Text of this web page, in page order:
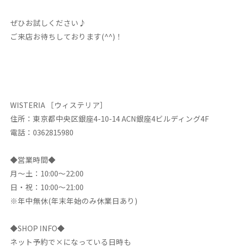
ぜひお試しください♪
ご来店お待ちしております(^^)！
WISTERIA ［ウィステリア］
住所：東京都中央区銀座4-10-14 ACN銀座4ビルディング4F
電話：0362815980
◆営業時間◆
月～土：10:00～22:00
日・祝：10:00～21:00
※年中無休(年末年始のみ休業日あり)
◆SHOP INFO◆
ネット予約で×になっている日時も